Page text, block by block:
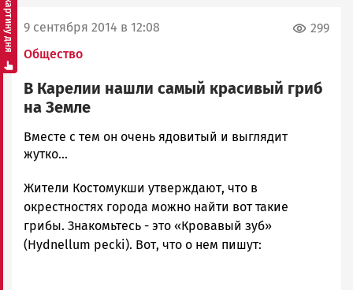
9 сентября 2014 в 12:08
Общество
299
В Карелии нашли самый красивый гриб
на Земле
admintimur
Новости
и
Карелии
|
Петрозаводск
Вместе с тем он очень ядовитый и выглядит
жутко...
Жители Костомукши утверждают, что в
окрестностях города можно найти вот такие
грибы. Знакомьтесь - это «Кровавый зуб»
(Hydnellum pecki). Вот, что о нем пишут: